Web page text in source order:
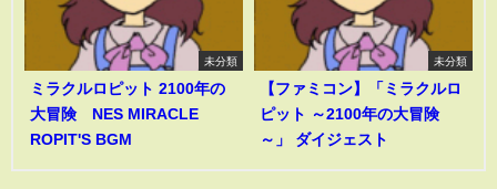
未分類
ミラクルロピット 2100年の
大冒険 NES MIRACLE
ROPIT'S BGM
未分類
【ファミコン】「ミラクルロ
ピット ～2100年の大冒険
～」 ダイジェスト